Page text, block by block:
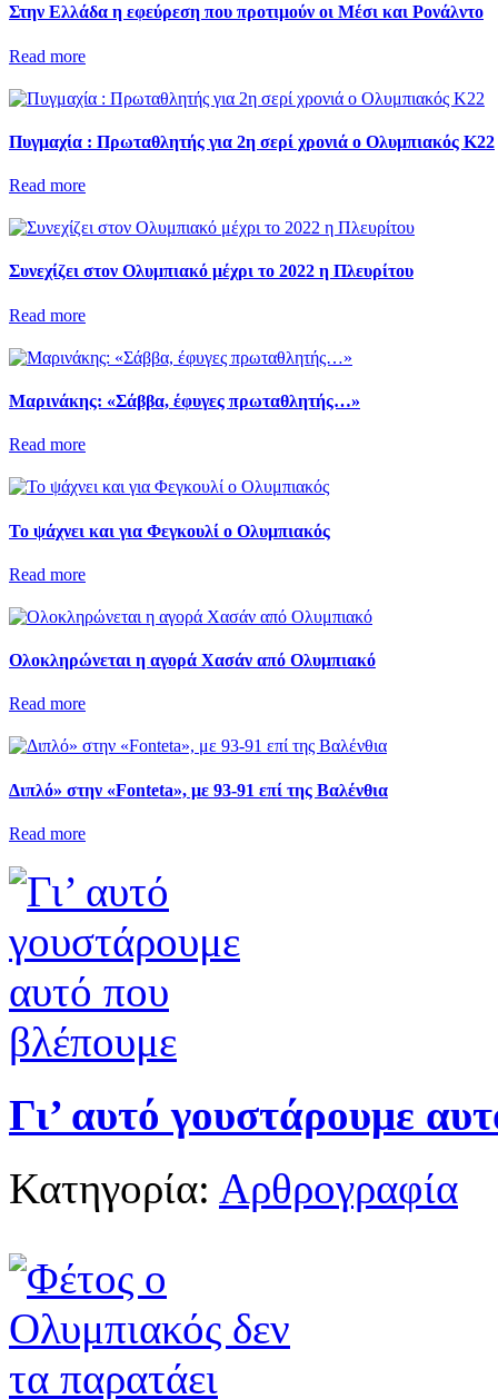
Στην Ελλάδα η εφεύρεση που προτιμούν οι Μέσι και Ρονάλντο
Read more
Πυγμαχία : Πρωταθλητής για 2η σερί χρονιά ο Ολυμπιακός Κ22
Read more
Συνεχίζει στον Ολυμπιακό μέχρι το 2022 η Πλευρίτου
Read more
Μαρινάκης: «Σάββα, έφυγες πρωταθλητής…»
Read more
Το ψάχνει και για Φεγκουλί ο Ολυμπιακός
Read more
Ολοκληρώνεται η αγορά Χασάν από Ολυμπιακό
Read more
Διπλό» στην «Fonteta», με 93-91 επί της Βαλένθια
Read more
Γι’ αυτό γουστάρουμε
Κατηγορία: Αρθρογραφία